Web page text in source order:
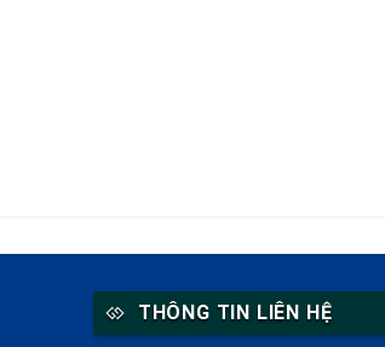
THÔNG TIN LIÊN HỆ